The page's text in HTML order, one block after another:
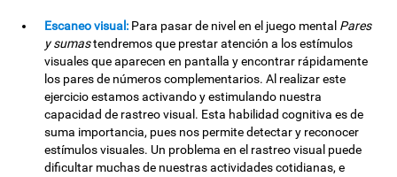
Escaneo visual: Para pasar de nivel en el juego mental Pares
y sumastendremos que prestar atención a los estímulos
visuales que aparecen en pantalla y encontrar rápidamente
los pares de números complementarios. Al realizar este
ejercicio estamos activando y estimulando nuestra
capacidad de rastreo visual. Esta habilidad cognitiva es de
suma importancia, pues nos permite detectar y reconocer
estímulos visuales. Un problema en el rastreo visual puede
dificultar muchas de nuestras actividades cotidianas, e